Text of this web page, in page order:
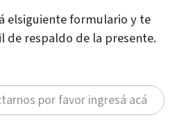
elsiguiente formulario y te
de respaldo de la presente.
por favor ingresá acá